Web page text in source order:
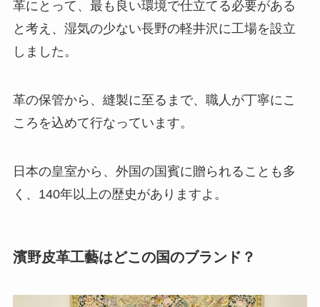
革にとって、最も良い環境で仕立てる必要がある
と考え、湿気の少ない長野の軽井沢に工場を設立
しました。
革の保管から、縫製に至るまで、職人が丁寧にこ
ころを込めて行なっています。
日本の皇室から、外国の国賓に贈られることも多
く、140年以上の歴史がありますよ。
濱野皮革工藝はどこの国のブランド？